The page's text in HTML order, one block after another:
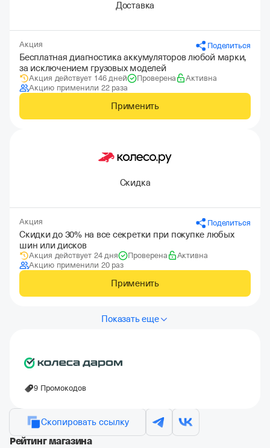
Доставка
Акция Поделиться
Бесплатная диагностика аккумуляторов любой марки,
за исключением грузовых моделей
Акция действует 146 дней Проверена
Активна
Акцию применили 22 раза
Применить
Скидка
Акция Поделиться
Скидки до 30% на все секретки при покупке любых
шин или дисков
Акция действует 24 дня Проверена
Активна
Акцию применили 20 раз
Применить
Показать еще
9 Промокодов
Скопировать ссылку
Рейтинг магазина